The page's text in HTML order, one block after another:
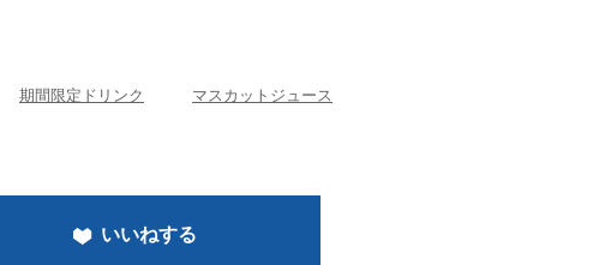
期間限定ドリンク マスカットジュース
いいねする